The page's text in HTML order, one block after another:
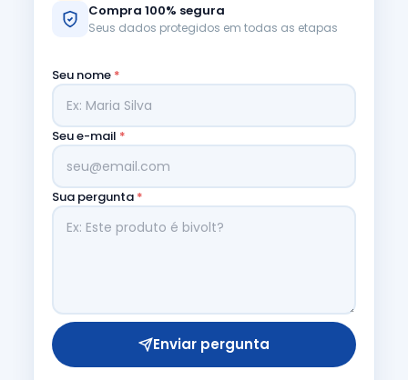
Compra 100% segura
Seus dados protegidos em todas as etapas
Seu nome *
Seu e-mail *
Sua pergunta *
Enviar pergunta